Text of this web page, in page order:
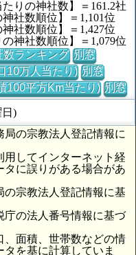
たりの神社数】＝161.2社
神社数順位】＝1,101位
神社数順位】＝1,427位
の神社数順位】＝1,079位
数ランキング 別窓
10万人当たり) 別窓
100平方Km当たり) 別窓
日)
局の宗教法人登記情報に
用してインターネット経
タに誤りがある場合があ
の宗教法人登記情報に基
庁の法人番号情報に基づ
、面積、世帯数などの情
を基に計算していま